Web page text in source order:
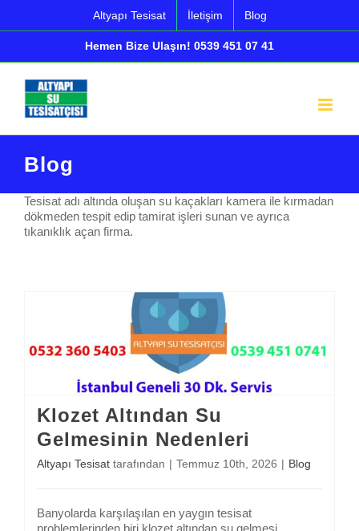
Altyapı Tesisat İletişim Blog
Hemen Bize Ulaşın! 0539 451 07 41
Blog
Tesisat adı altında oluşan su kaçakları kamera ile kırmadan
dökmeden tespit edip tamirat işleri sunan ve ayrıca
tıkanıklık açan firma.
Klozet Altından Su
Gelmesinin Nedenleri
Altyapı Tesisat tarafından | Temmuz 10th, 2026 | Blog
Banyolarda karşılaşılan en yaygın tesisat